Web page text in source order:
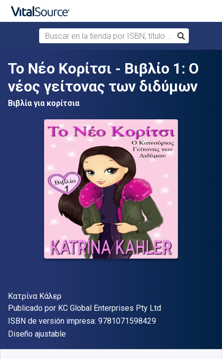
Saltar al contenido principal
Buscar en la tienda por ISBN, título o autor
Buscar
Το Νέο Κορίτσι - Βιβλίο 1: Ο
νέος γείτονας των διδύμων
Βιβλία για κορίτσια
Autor(es)
Κατρίνα Κάλερ
Editor
Publicado por KC Global Enterprises Pty Ltd
ISBN de versión impresa: 9781071598429"ISBN-13
Formato
Diseño ajustable